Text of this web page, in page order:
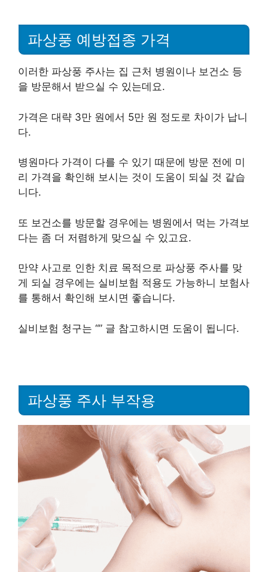
파상풍 예방접종 가격
이러한 파상풍 주사는 집 근처 병원이나 보건소 등
을 방문해서 받으실 수 있는데요.
가격은 대략 3만 원에서 5만 원 정도로 차이가 납니
다.
병원마다 가격이 다를 수 있기 때문에 방문 전에 미
리 가격을 확인해 보시는 것이 도움이 되실 것 같습
니다.
또 보건소를 방문할 경우에는 병원에서 먹는 가격보
다는 좀 더 저렴하게 맞으실 수 있고요.
만약 사고로 인한 치료 목적으로 파상풍 주사를 맞
게 되실 경우에는 실비보험 적용도 가능하니 보험사
를 통해서 확인해 보시면 좋습니다.
실비보험 청구는 “” 글 참고하시면 도움이 됩니다.
파상풍 주사 부작용